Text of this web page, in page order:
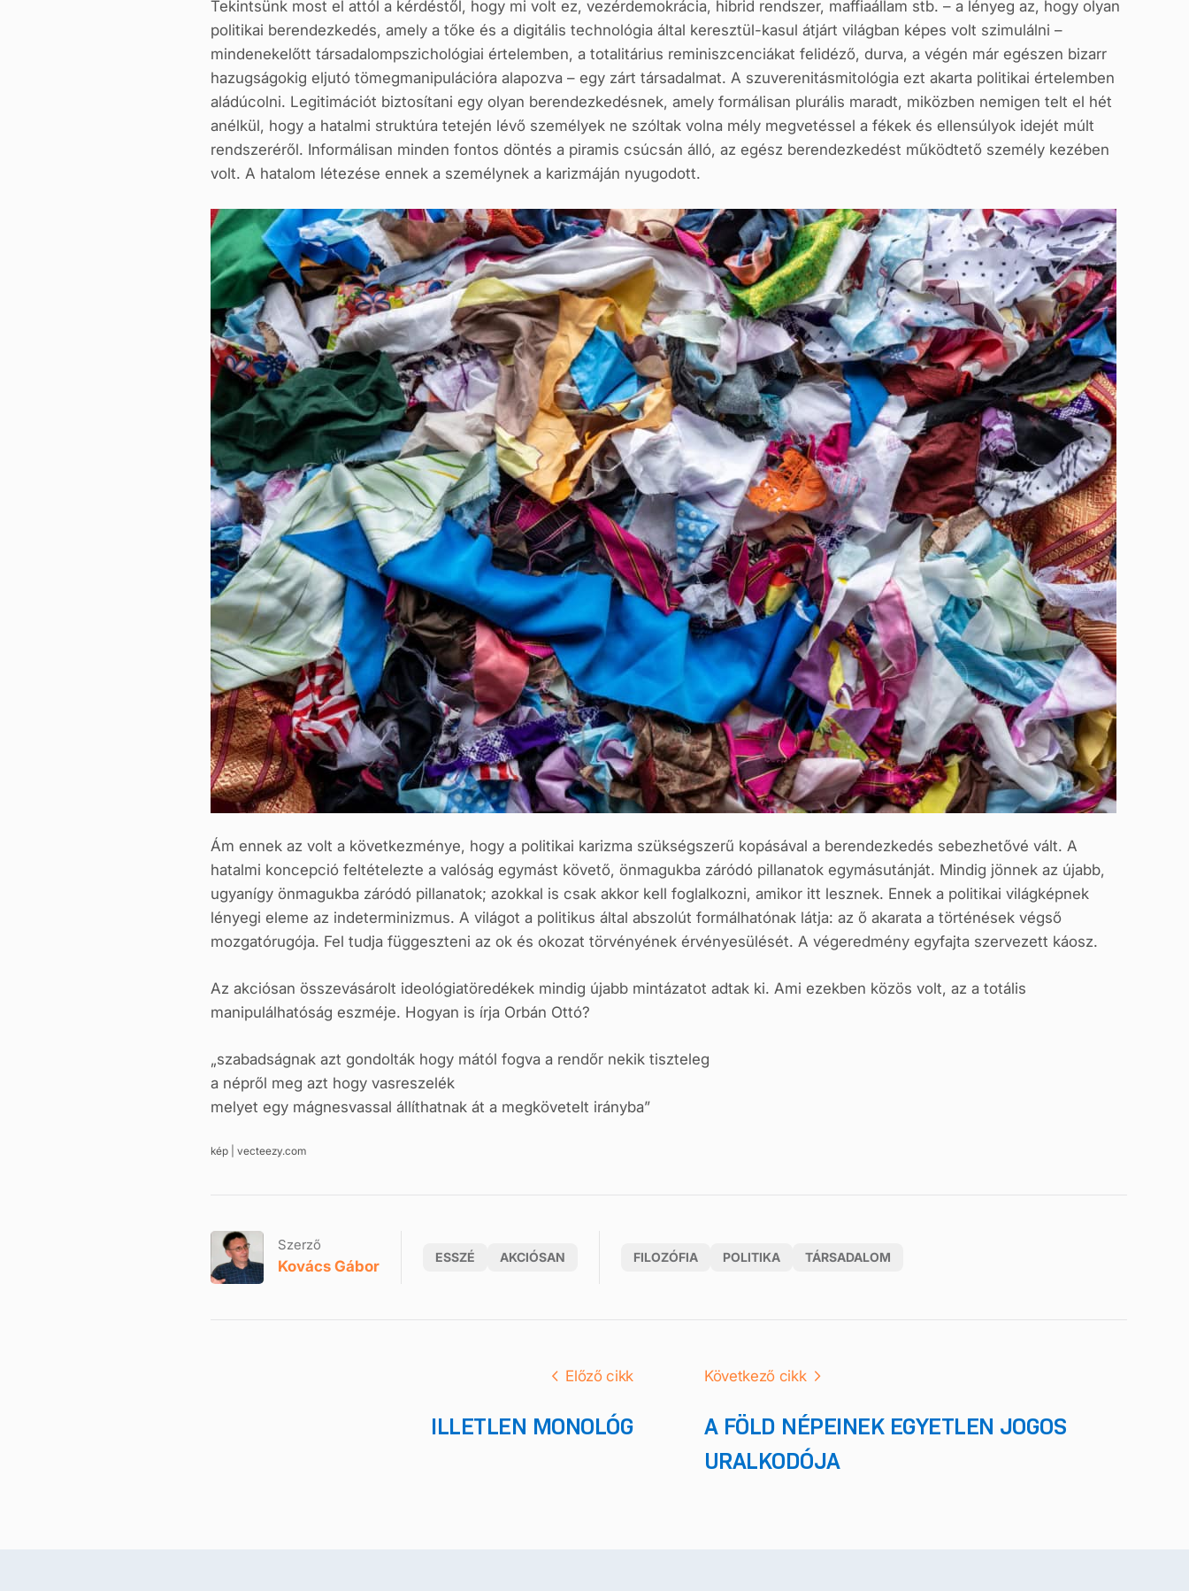
Tekintsünk most el attól a kérdéstől, hogy mi volt ez, vezérdemokrácia, hibrid rendszer, maffiaállam stb. – a lényeg az, hogy olyan
politikai berendezkedés, amely a tőke és a digitális technológia által keresztül-kasul átjárt világban képes volt szimulálni –
mindenekelőtt társadalompszichológiai értelemben, a totalitárius reminiszcenciákat felidéző, durva, a végén már egészen bizarr
hazugságokig eljutó tömegmanipulációra alapozva – egy zárt társadalmat. A szuverenitásmitológia ezt akarta politikai értelemben
aládúcolni. Legitimációt biztosítani egy olyan berendezkedésnek, amely formálisan plurális maradt, miközben nemigen telt el hét
anélkül, hogy a hatalmi struktúra tetején lévő személyek ne szóltak volna mély megvetéssel a fékek és ellensúlyok idejét múlt
rendszeréről. Informálisan minden fontos döntés a piramis csúcsán álló, az egész berendezkedést működtető személy kezében
volt. A hatalom létezése ennek a személynek a karizmáján nyugodott.
Ám ennek az volt a következménye, hogy a politikai karizma szükségszerű kopásával a berendezkedés sebezhetővé vált. A
hatalmi koncepció feltételezte a valóság egymást követő, önmagukba záródó pillanatok egymásutánját. Mindig jönnek az újabb,
ugyanígy önmagukba záródó pillanatok; azokkal is csak akkor kell foglalkozni, amikor itt lesznek. Ennek a politikai világképnek
lényegi eleme az indeterminizmus. A világot a politikus által abszolút formálhatónak látja: az ő akarata a történések végső
mozgatórugója. Fel tudja függeszteni az ok és okozat törvényének érvényesülését. A végeredmény egyfajta szervezett káosz.
Az akciósan összevásárolt ideológiatöredékek mindig újabb mintázatot adtak ki. Ami ezekben közös volt, az a totális
manipulálhatóság eszméje. Hogyan is írja Orbán Ottó?
„szabadságnak azt gondolták hogy mától fogva a rendőr nekik tiszteleg
a népről meg azt hogy vasreszelék
melyet egy mágnesvassal állíthatnak át a megkövetelt irányba”
kép | vecteezy.com
Szerző
Kovács Gábor
ESSZÉ AKCIÓSAN FILOZÓFIA POLITIKA TÁRSADALOM
Előző cikk
ILLETLEN MONOLÓG
Következő cikk
A FÖLD NÉPEINEK EGYETLEN JOGOS
URALKODÓJA